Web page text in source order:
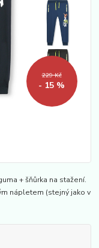
229 Kč
- 15 %
+ šňůrka na stažení.
nápletem (stejný jako v